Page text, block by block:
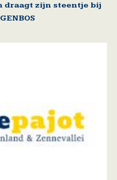
draagt zijn steentje bij